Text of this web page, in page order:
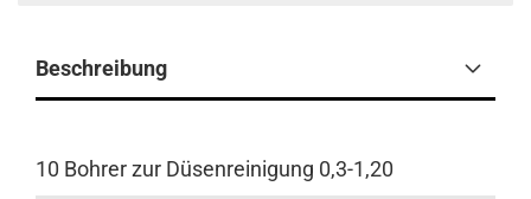
Beschreibung
10 Bohrer zur Düsenreinigung 0,3-1,20